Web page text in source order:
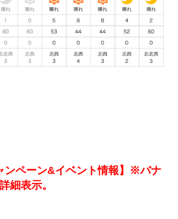
ンペーン&イベント情報】※バナ
細表示。